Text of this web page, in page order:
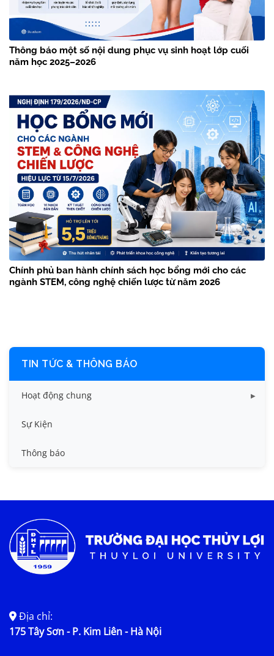
Thông báo một số nội dung phục vụ sinh hoạt lớp cuối
năm học 2025–2026
Chính phủ ban hành chính sách học bổng mới cho các
ngành STEM, công nghệ chiến lược từ năm 2026
TIN TỨC & THÔNG BÁO
Hoạt động chung
Tin công tác sinh viên
Tin đào tạo
Tin tức chung
Sự Kiện
Thông báo
Địa chỉ:
175 Tây Sơn - P. Kim Liên - Hà Nội